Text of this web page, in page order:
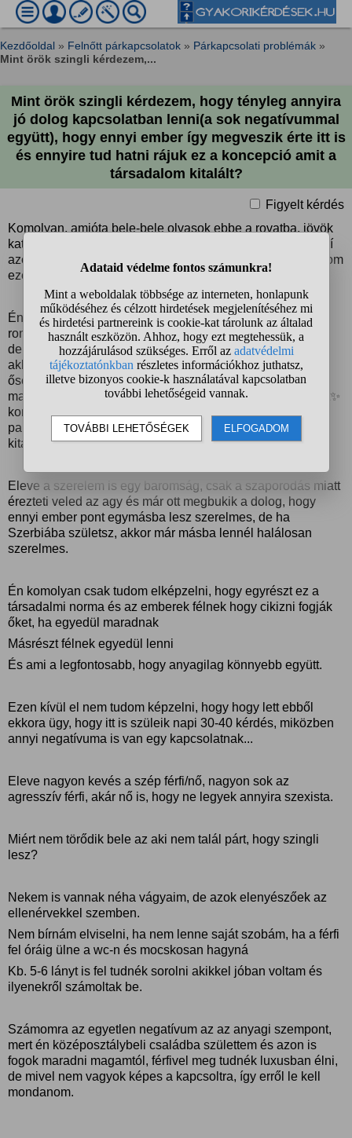
Kezdőoldal » Felnőtt párkapcsolatok » Párkapcsolati problémák »
Mint örök szingli kérdezem,...
Mint örök szingli kérdezem, hogy tényleg annyira
jó dolog kapcsolatban lenni(a sok negatívummal
együtt), hogy ennyi ember így megveszik érte itt is
és ennyire tud hatni rájuk ez a koncepció amit a
társadalom kitalált?
Figyelt kérdés
Komolyan, amióta bele-bele olvasok ebbe a rovatba, jövök
katasztrófaturistáskodni és látom, hogy mennyi ember sír-rí
azért, hogy kapcsolatban legyen, egyre inkább csodálkozom
ezen.
Én bevallom, hogy valóban különc vagyok, nagyon el lett
rontva a nevelésem és képtelen lennék az egyik családfő,
de még a barátnő szerepét és betölteni több okból is, de
akkor is csodálkozom, hogy anno még az őskorban két
ősember szexelt egyet, majd terhes lett a nő, ezért együtt
maradtak(mert kb így alakulhatott ki a nagy ✨párkapcsolat✨
koncepciója), ebből már az lett, hogy mindenki ezen
parádézik, hogy legyen kapcsolata, mikor ez csak egy
kitalált és félig-meddig organikusan létrejött koncepció.
Eleve a szerelem is egy baromság, csak a szaporodás miatt
érezteti veled az agy és már ott megbukik a dolog, hogy
ennyi ember pont egymásba lesz szerelmes, de ha
Szerbiába születsz, akkor már másba lennél halálosan
szerelmes.
Én komolyan csak tudom elképzelni, hogy egyrészt ez a
társadalmi norma és az emberek félnek hogy cikizni fogják
őket, ha egyedül maradnak
Másrészt félnek egyedül lenni
És ami a legfontosabb, hogy anyagilag könnyebb együtt.
Ezen kívül el nem tudom képzelni, hogy hogy lett ebből
ekkora ügy, hogy itt is szüleik napi 30-40 kérdés, miközben
annyi negatívuma is van egy kapcsolatnak...
Eleve nagyon kevés a szép férfi/nő, nagyon sok az
agresszív férfi, akár nő is, hogy ne legyek annyira szexista.
Miért nem törődik bele az aki nem talál párt, hogy szingli
lesz?
Nekem is vannak néha vágyaim, de azok elenyészőek az
ellenérvekkel szemben.
Nem bírnám elviselni, ha nem lenne saját szobám, ha a férfi
fel óráig ülne a wc-n és mocskosan hagyná
Kb. 5-6 lányt is fel tudnék sorolni akikkel jóban voltam és
ilyenekről számoltak be.
Számomra az egyetlen negatívum az az anyagi szempont,
mert én középosztálybeli családba születtem és azon is
fogok maradni magamtól, férfivel meg tudnék luxusban élni,
de mivel nem vagyok képes a kapcsoltra, így erről le kell
mondanom.